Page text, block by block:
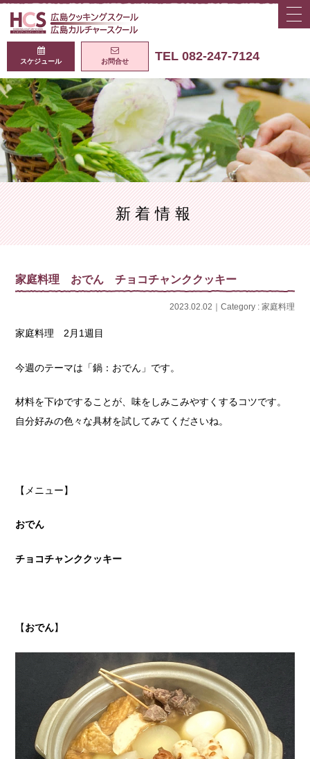
広島クッキン
スケジュール お問合せ TEL 082-247-7124
新着情報
家庭料理 おでん チョコチャンククッキー
2023.02.02｜Category : 家庭料理
家庭料理 2月1週目
今週のテーマは「鍋：おでん」です。
材料を下ゆですることが、味をしみこみやすくするコツです。
自分好みの色々な具材を試してみてくださいね。
【メニュー】
おでん
チョコチャンククッキー
【おでん】